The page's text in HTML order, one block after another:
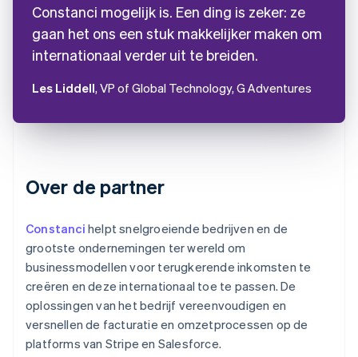
Constanci mogelijk is. Een ding is zeker: ze
gaan het ons een stuk makkelijker maken om
internationaal verder uit te breiden.
Les Liddell, VP of Global Technology, G Adventures
Over de partner
Constanci helpt snelgroeiende bedrijven en de
grootste ondernemingen ter wereld om
businessmodellen voor terugkerende inkomsten te
creëren en deze internationaal toe te passen. De
oplossingen van het bedrijf vereenvoudigen en
versnellen de facturatie en omzetprocessen op de
platforms van Stripe en Salesforce.